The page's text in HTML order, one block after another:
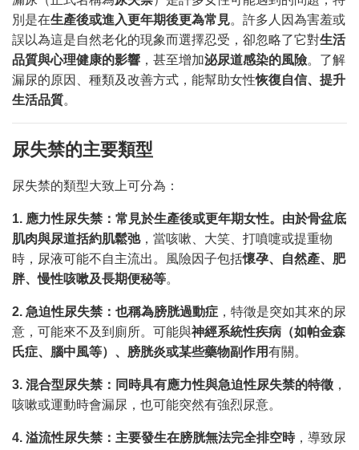
別是在生產後或進入更年期後更為常見。許多人因為害羞或
誤以為這是自然老化的現象而選擇忍受，卻忽略了它對生活
品質與心理健康的影響 ，甚至增加泌尿道感染的風險。了解
漏尿的原因、種類及改善方式，能幫助女性恢復自信、提升
生活品質。
尿失禁的主要類型
尿失禁的類型大致上可分為：
1. 應力性尿失禁：常見於生產後或更年期女性。由於骨盆底
肌肉與尿道括約肌鬆弛，當咳嗽、大笑、打噴嚏或提重物
時，尿液可能不自主流出。風險因子包括懷孕、自然產、肥
胖、慢性咳嗽及長期便秘等。
2. 急迫性尿失禁：也稱為膀胱過動症 ，特徵是突如其來的尿
意，可能來不及到廁所。可能與神經系統性疾病（如帕金森
氏症、腦中風等）、膀胱炎或某些藥物副作用有關。
3. 混合型尿失禁：同時具有應力性與急迫性尿失禁的特徵 ，
咳嗽或運動時會漏尿，也可能突然有強烈尿意。
4. 溢流性尿失禁：主要發生在膀胱無法完全排空時，導致尿